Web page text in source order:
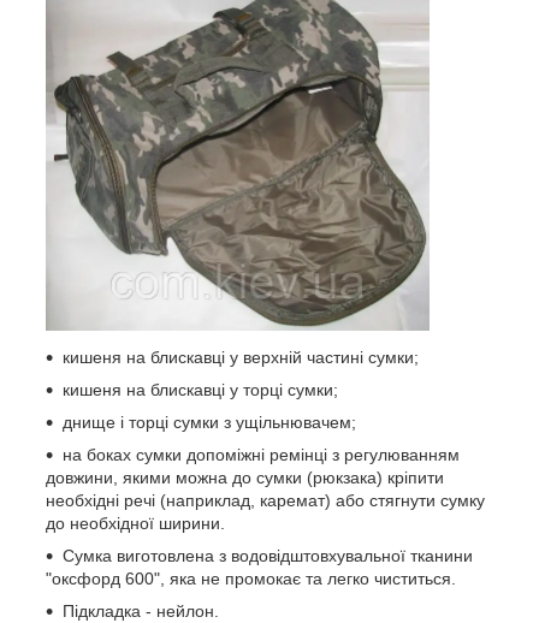
кишеня на блискавці у верхній частині сумки;
кишеня на блискавці у торці сумки;
днище і торці сумки з ущільнювачем;
на боках сумки допоміжні ремінці з регулюванням
довжини, якими можна до сумки (рюкзака) кріпити
необхідні речі (наприклад, каремат) або стягнути сумку
до необхідної ширини.
Сумка виготовлена з водовідштовхувальної тканини
"оксфорд 600", яка не промокає та легко чиститься.
Підкладка - нейлон.